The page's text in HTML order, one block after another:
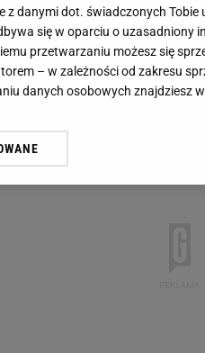
z danymi dot. świadczonych
się w oparciu o uzasadniony
przetwarzaniu możesz się
– w zależności od zakresu
danych osobowych znajdziesz
też zgodę na zainstalowanie i
na Twoim urządzeniu